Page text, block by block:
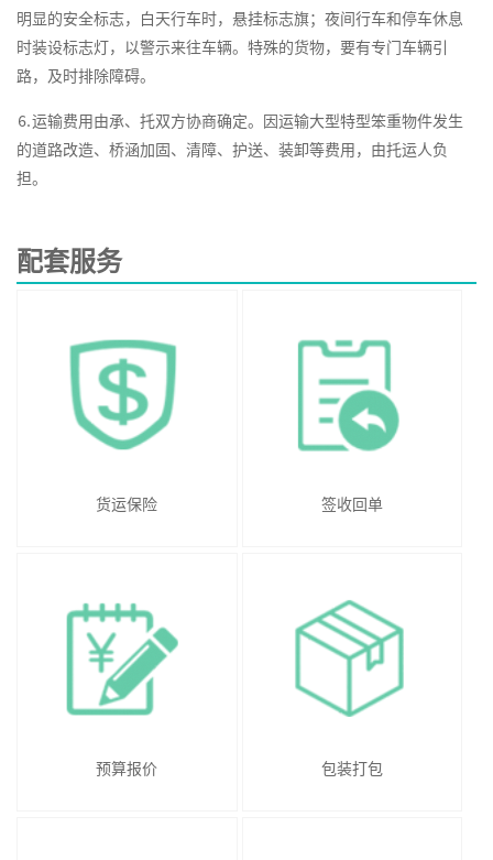
明显的安全标志，白天行车时，悬挂标志旗；夜间行车和停车休息
时装设标志灯，以警示来往车辆。特殊的货物，要有专门车辆引
路，及时排除障碍。
⒍运输费用由承、托双方协商确定。因运输大型特型笨重物件发生
的道路改造、桥涵加固、清障、护送、装卸等费用，由托运人负
担。
配套服务
货运保险 签收回单
预算报价 包装打包